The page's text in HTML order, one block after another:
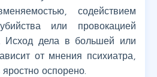
содействием
или провокацией
Исход дела в большей или
от мнения психиатра,
оспорено.